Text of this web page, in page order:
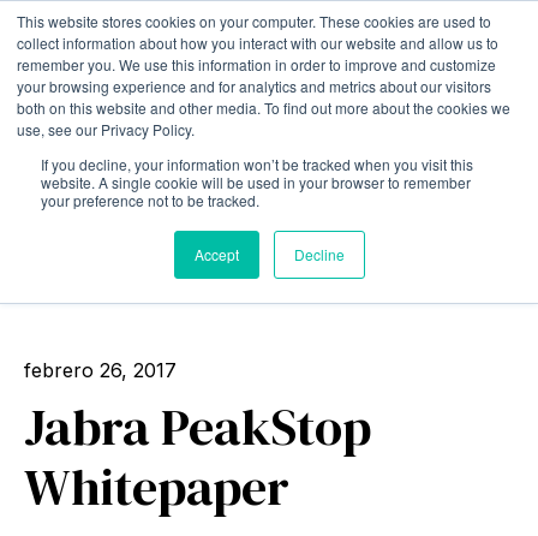
This website stores cookies on your computer. These cookies are used to
collect information about how you interact with our website and allow us to
remember you. We use this information in order to improve and customize
your browsing experience and for analytics and metrics about our visitors
both on this website and other media. To find out more about the cookies we
use, see our Privacy Policy.
If you decline, your information won’t be tracked when you visit this
website. A single cookie will be used in your browser to remember
your preference not to be tracked.
Accept Decline
Open
febrero 26, 2017
Jabra PeakStop
Whitepaper